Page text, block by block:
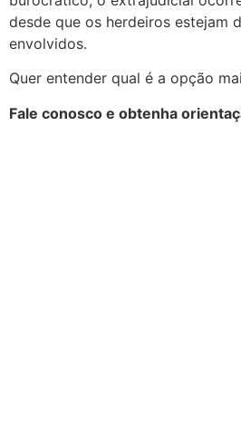
desde que os herdeiros estejam
envolvidos.
Quer entender qual é a opção
Fale conosco e obtenha